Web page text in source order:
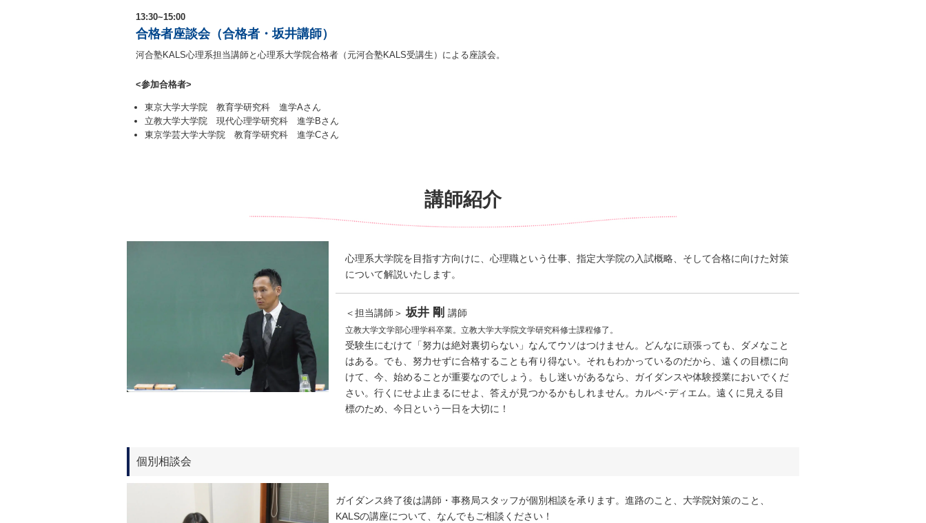
13:30~15:00
合格者座談会（合格者・坂井講師）
河合塾KALS心理系担当講師と心理系大学院合格者（元河合塾KALS受講生）による座談会。
<参加合格者>
東京大学大学院 教育学研究科 進学Aさん
立教大学大学院 現代心理学研究科 進学Bさん
東京学芸大学大学院 教育学研究科 進学Cさん
講師紹介
心理系大学院を目指す方向けに、心理職という仕事、指定大学院の入試概略、そして合格に向けた対策
について解説いたします。
＜担当講師＞坂井 剛講師
立教大学文学部心理学科卒業。立教大学大学院文学研究科修士課程修了。
受験生にむけて「努力は絶対裏切らない」なんてウソはつけません。どんなに頑張っても、ダメなこと
はある。でも、努力せずに合格することも有り得ない。それもわかっているのだから、遠くの目標に向
けて、今、始めることが重要なのでしょう。もし迷いがあるなら、ガイダンスや体験授業においでくだ
さい。行くにせよ止まるにせよ、答えが見つかるかもしれません。カルペ･ディエム。遠くに見える目
標のため、今日という一日を大切に！
個別相談会
ガイダンス終了後は講師・事務局スタッフが個別相談を承ります。進路のこと、大学院対策のこと、
KALSの講座について、なんでもご相談ください！